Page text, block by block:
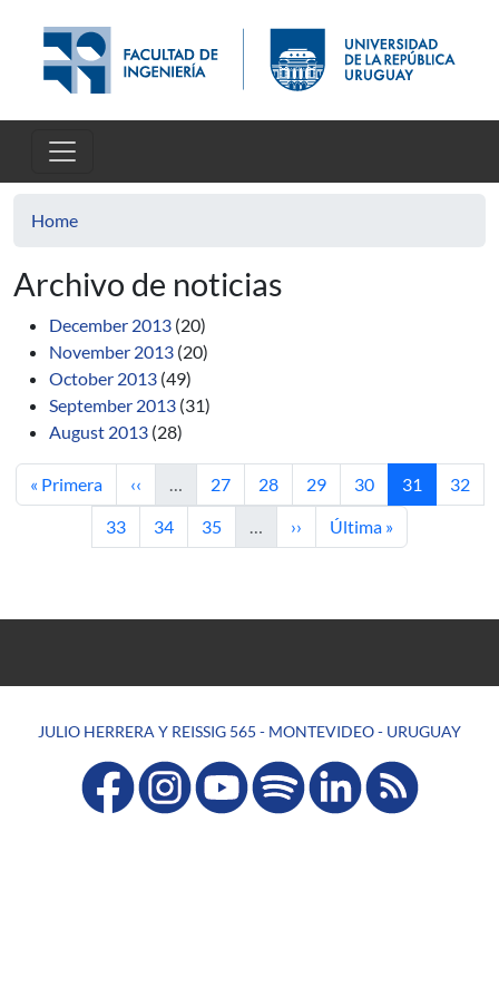
Home
Archivo de noticias
December 2013 (20)
November 2013 (20)
October 2013 (49)
September 2013 (31)
August 2013 (28)
First page
« Primera Previous page
‹‹ … Page
27 Page
28 Page
29 Page
30 Current
31 Page
32
Page
33 Page
34 Page
35 … Next page
›› Last page
Última »
JULIO HERRERA Y REISSIG 565 - MONTEVIDEO - URUGUAY